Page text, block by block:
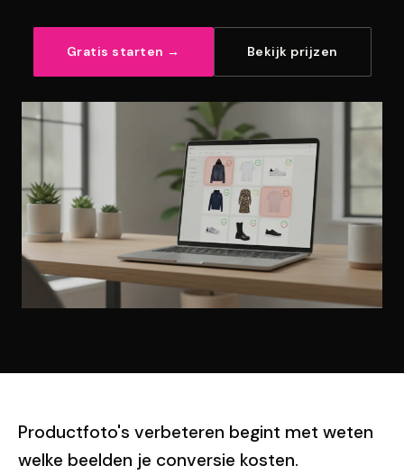
Gratis starten → Bekijk prijzen
Productfoto's verbeteren begint met weten
welke beelden je conversie kosten.